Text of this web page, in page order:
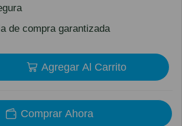
de compra garantizada
Agregar Al Carrito
Comprar Ahora